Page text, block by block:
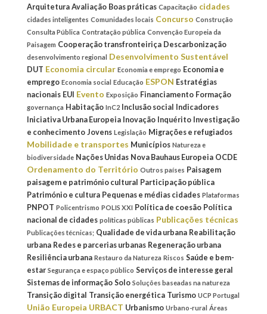
Arquitetura Avaliação Boas práticas Capacitação cidades
cidades inteligentes Comunidades locais Concurso Construção
Consulta Pública Contratação pública Convenção Europeia da
Paisagem Cooperação transfronteiriça Descarbonização
desenvolvimento regional Desenvolvimento Sustentável
DUT Economia circular Economia e emprego Economia e
emprego Economia social Educação ESPON Estratégias
nacionais EUI Evento Exposição Financiamento Formação
governança Habitação InC2 Inclusão social Indicadores
Iniciativa Urbana Europeia Inovação Inquérito Investigação
e conhecimento Jovens Legislação Migrações e refugiados
Mobilidade e transportes Municípios Natureza e
biodiversidade Nações Unidas Nova Bauhaus Europeia OCDE
Ordenamento do Território Outros países Paisagem
paisagem e património cultural Participação pública
Património e cultura Pequenas e médias cidades Plataformas
PNPOT Policentrismo POLIS XXI Política de coesão Política
nacional de cidades políticas públicas Publicações técnicas
Publicações técnicas; Qualidade de vida urbana Reabilitação
urbana Redes e parcerias urbanas Regeneração urbana
Resiliência urbana Restauro da Natureza Riscos Saúde e bem-
estar Segurança e espaço público Serviços de interesse geral
Sistemas de informação Solo Soluções baseadas na natureza
Transição digital Transição energética Turismo UCP Portugal
União Europeia URBACT Urbanismo Urbano-rural Áreas